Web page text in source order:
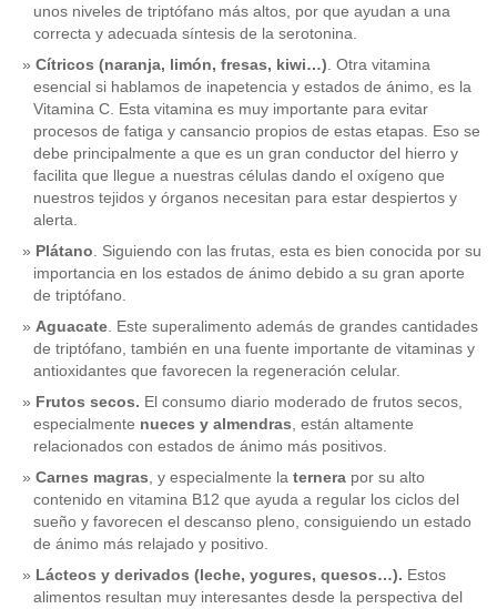
unos niveles de triptófano más altos, por que ayudan a una
correcta y adecuada síntesis de la serotonina.
Cítricos (naranja, limón, fresas, kiwi…). Otra vitamina
esencial si hablamos de inapetencia y estados de ánimo, es la
Vitamina C. Esta vitamina es muy importante para evitar
procesos de fatiga y cansancio propios de estas etapas. Eso se
debe principalmente a que es un gran conductor del hierro y
facilita que llegue a nuestras células dando el oxígeno que
nuestros tejidos y órganos necesitan para estar despiertos y
alerta.
Plátano. Siguiendo con las frutas, esta es bien conocida por su
importancia en los estados de ánimo debido a su gran aporte
de triptófano.
Aguacate. Este superalimento además de grandes cantidades
de triptófano, también en una fuente importante de vitaminas y
antioxidantes que favorecen la regeneración celular.
Frutos secos. El consumo diario moderado de frutos secos,
especialmente nueces y almendras, están altamente
relacionados con estados de ánimo más positivos.
Carnes magras, y especialmente la ternera por su alto
contenido en vitamina B12 que ayuda a regular los ciclos del
sueño y favorecen el descanso pleno, consiguiendo un estado
de ánimo más relajado y positivo.
Lácteos y derivados (leche, yogures, quesos…). Estos
alimentos resultan muy interesantes desde la perspectiva del